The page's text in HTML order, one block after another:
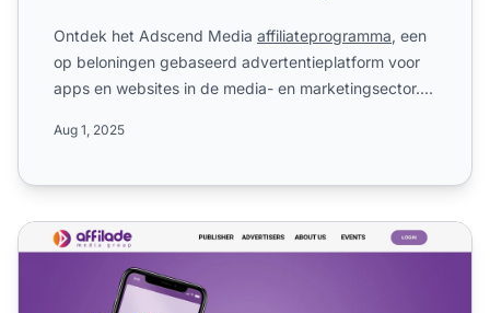
Ontdek het Adscend Media affiliateprogramma, een
op beloningen gebaseerd advertentieplatform voor
apps en websites in de media- en marketingsector.
Aug 1, 2025
Affilade Media Affiliate Programma